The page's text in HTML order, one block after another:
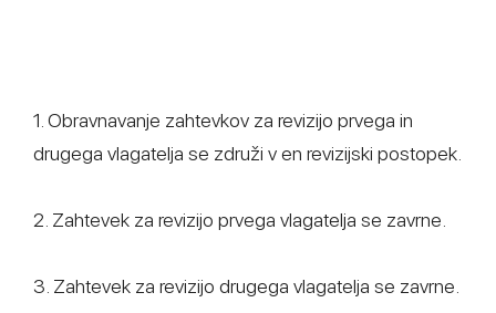
1. Obravnavanje zahtevkov za revizijo prvega in
drugega vlagatelja se združi v en revizijski postopek.
2. Zahtevek za revizijo prvega vlagatelja se zavrne.
3. Zahtevek za revizijo drugega vlagatelja se zavrne.